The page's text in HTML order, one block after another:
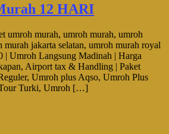
12 HARI
umroh murah, umroh murah, umroh
jakarta selatan, umroh murah royal
| Umroh Langsung Madinah | Harga
Airport tax & Handling | Paket
Umroh plus Aqso, Umroh Plus
Turki, Umroh […]